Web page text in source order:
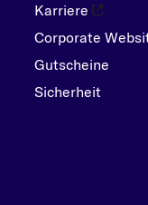
Karriere
Corporate
Gutscheine
Sicherheit